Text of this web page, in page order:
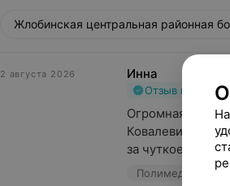
Жлобинская центральная районная
2 августа 2026 Инна
Отзыв
Огромная
Ковалевичу
за чуткое и
Полимед, ул.